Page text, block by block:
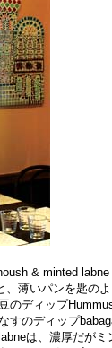
& minted
薄いパンを匙の
のディップ
すのディップ
は、濃厚だが